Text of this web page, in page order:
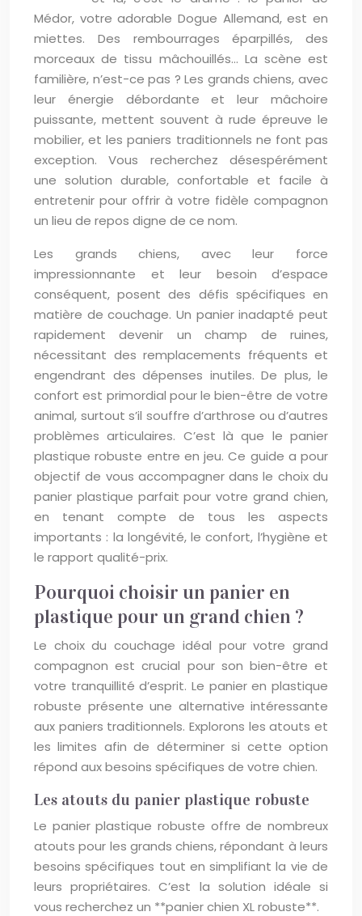
Médor, votre adorable Dogue Allemand, est en
miettes. Des rembourrages éparpillés, des
morceaux de tissu mâchouillés… La scène est
familière, n’est-ce pas ? Les grands chiens, avec
leur énergie débordante et leur mâchoire
puissante, mettent souvent à rude épreuve le
mobilier, et les paniers traditionnels ne font pas
exception. Vous recherchez désespérément
une solution durable, confortable et facile à
entretenir pour offrir à votre fidèle compagnon
un lieu de repos digne de ce nom.
Les grands chiens, avec leur force
impressionnante et leur besoin d’espace
conséquent, posent des défis spécifiques en
matière de couchage. Un panier inadapté peut
rapidement devenir un champ de ruines,
nécessitant des remplacements fréquents et
engendrant des dépenses inutiles. De plus, le
confort est primordial pour le bien-être de votre
animal, surtout s’il souffre d’arthrose ou d’autres
problèmes articulaires. C’est là que le panier
plastique robuste entre en jeu. Ce guide a pour
objectif de vous accompagner dans le choix du
panier plastique parfait pour votre grand chien,
en tenant compte de tous les aspects
importants : la longévité, le confort, l’hygiène et
le rapport qualité-prix.
Pourquoi choisir un panier en
plastique pour un grand chien ?
Le choix du couchage idéal pour votre grand
compagnon est crucial pour son bien-être et
votre tranquillité d’esprit. Le panier en plastique
robuste présente une alternative intéressante
aux paniers traditionnels. Explorons les atouts et
les limites afin de déterminer si cette option
répond aux besoins spécifiques de votre chien.
Les atouts du panier plastique robuste
Le panier plastique robuste offre de nombreux
atouts pour les grands chiens, répondant à leurs
besoins spécifiques tout en simplifiant la vie de
leurs propriétaires. C’est la solution idéale si
vous recherchez un **panier chien XL robuste**.